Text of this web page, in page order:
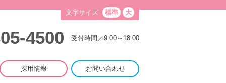
文字サイズ 標準 大
4500 受付時間／9:00～18:00
採用情報 お問い合わせ